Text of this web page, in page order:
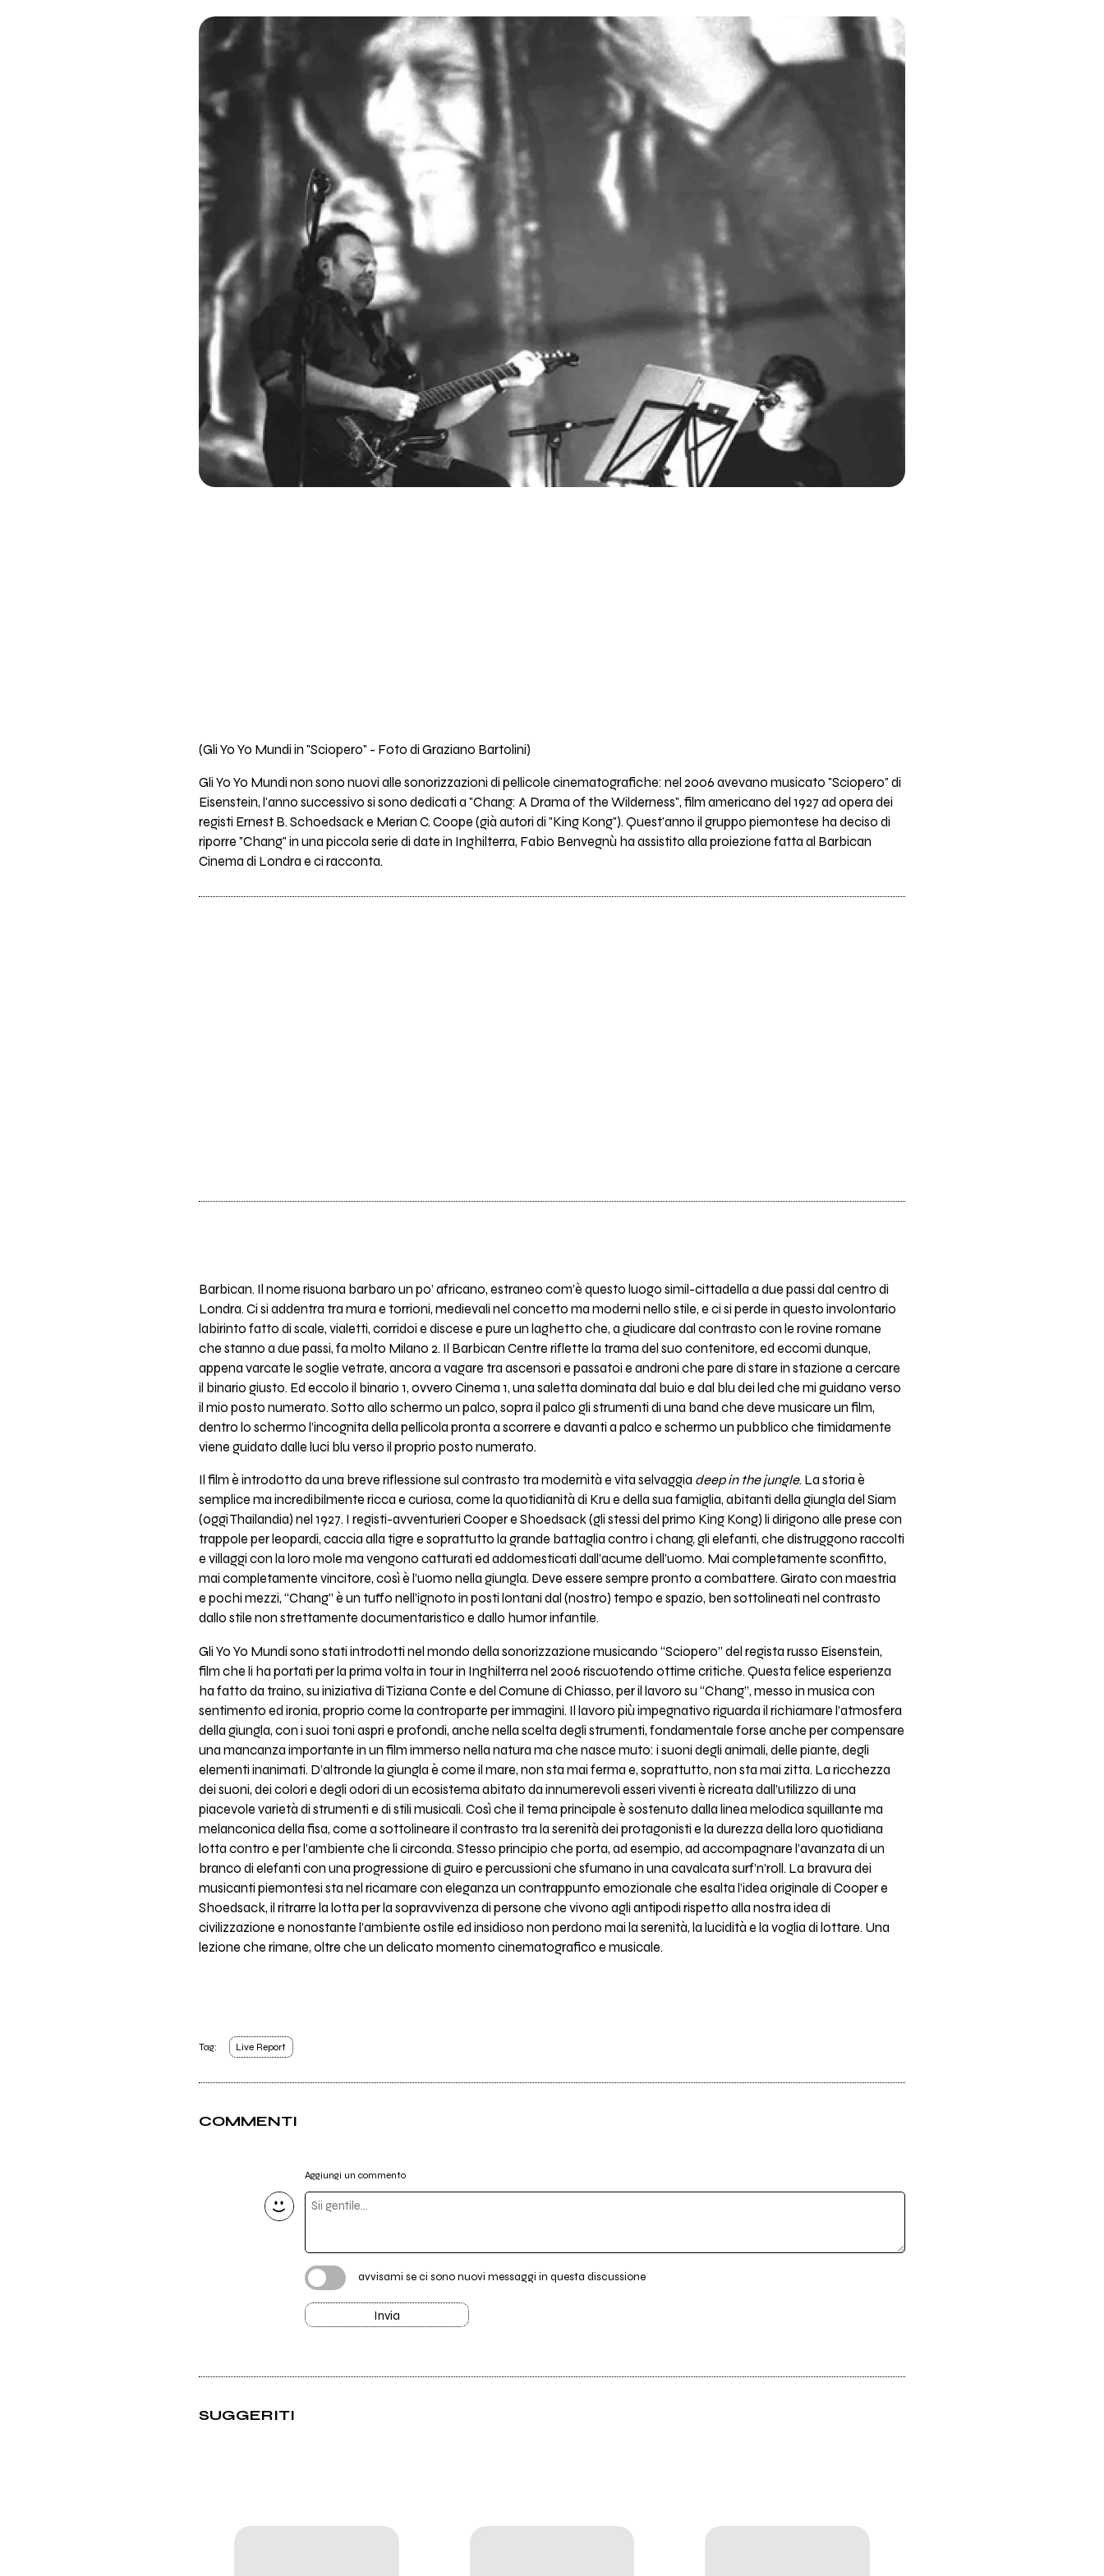
(Gli Yo Yo Mundi in "Sciopero" - Foto di Graziano Bartolini)
Gli Yo Yo Mundi non sono nuovi alle sonorizzazioni di pellicole cinematografiche: nel 2006 avevano musicato "Sciopero" di
Eisenstein, l'anno successivo si sono dedicati a "Chang: A Drama of the Wilderness", film americano del 1927 ad opera dei
registi Ernest B. Schoedsack e Merian C. Coope (già autori di "King Kong"). Quest'anno il gruppo piemontese ha deciso di
riporre "Chang" in una piccola serie di date in Inghilterra, Fabio Benvegnù ha assistito alla proiezione fatta al Barbican
Cinema di Londra e ci racconta.
Barbican. Il nome risuona barbaro un po’ africano, estraneo com’è questo luogo simil-cittadella a due passi dal centro di
Londra. Ci si addentra tra mura e torrioni, medievali nel concetto ma moderni nello stile, e ci si perde in questo involontario
labirinto fatto di scale, vialetti, corridoi e discese e pure un laghetto che, a giudicare dal contrasto con le rovine romane
che stanno a due passi, fa molto Milano 2. Il Barbican Centre riflette la trama del suo contenitore, ed eccomi dunque,
appena varcate le soglie vetrate, ancora a vagare tra ascensori e passatoi e androni che pare di stare in stazione a cercare
il binario giusto. Ed eccolo il binario 1, ovvero Cinema 1, una saletta dominata dal buio e dal blu dei led che mi guidano verso
il mio posto numerato. Sotto allo schermo un palco, sopra il palco gli strumenti di una band che deve musicare un film,
dentro lo schermo l’incognita della pellicola pronta a scorrere e davanti a palco e schermo un pubblico che timidamente
viene guidato dalle luci blu verso il proprio posto numerato.
Il film è introdotto da una breve riflessione sul contrasto tra modernità e vita selvaggia deep in the jungle. La storia è
semplice ma incredibilmente ricca e curiosa, come la quotidianità di Kru e della sua famiglia, abitanti della giungla del Siam
(oggi Thailandia) nel 1927. I registi-avventurieri Cooper e Shoedsack (gli stessi del primo King Kong) li dirigono alle prese con
trappole per leopardi, caccia alla tigre e soprattutto la grande battaglia contro i chang, gli elefanti, che distruggono raccolti
e villaggi con la loro mole ma vengono catturati ed addomesticati dall’acume dell’uomo. Mai completamente sconfitto,
mai completamente vincitore, così è l’uomo nella giungla. Deve essere sempre pronto a combattere. Girato con maestria
e pochi mezzi, “Chang” è un tuffo nell’ignoto in posti lontani dal (nostro) tempo e spazio, ben sottolineati nel contrasto
dallo stile non strettamente documentaristico e dallo humor infantile.
Gli Yo Yo Mundi sono stati introdotti nel mondo della sonorizzazione musicando “Sciopero” del regista russo Eisenstein,
film che li ha portati per la prima volta in tour in Inghilterra nel 2006 riscuotendo ottime critiche. Questa felice esperienza
ha fatto da traino, su iniziativa di Tiziana Conte e del Comune di Chiasso, per il lavoro su “Chang”, messo in musica con
sentimento ed ironia, proprio come la controparte per immagini. Il lavoro più impegnativo riguarda il richiamare l’atmosfera
della giungla, con i suoi toni aspri e profondi, anche nella scelta degli strumenti, fondamentale forse anche per compensare
una mancanza importante in un film immerso nella natura ma che nasce muto: i suoni degli animali, delle piante, degli
elementi inanimati. D’altronde la giungla è come il mare, non sta mai ferma e, soprattutto, non sta mai zitta. La ricchezza
dei suoni, dei colori e degli odori di un ecosistema abitato da innumerevoli esseri viventi è ricreata dall’utilizzo di una
piacevole varietà di strumenti e di stili musicali. Così che il tema principale è sostenuto dalla linea melodica squillante ma
melanconica della fisa, come a sottolineare il contrasto tra la serenità dei protagonisti e la durezza della loro quotidiana
lotta contro e per l’ambiente che li circonda. Stesso principio che porta, ad esempio, ad accompagnare l’avanzata di un
branco di elefanti con una progressione di guiro e percussioni che sfumano in una cavalcata surf’n’roll. La bravura dei
musicanti piemontesi sta nel ricamare con eleganza un contrappunto emozionale che esalta l’idea originale di Cooper e
Shoedsack, il ritrarre la lotta per la sopravvivenza di persone che vivono agli antipodi rispetto alla nostra idea di
civilizzazione e nonostante l’ambiente ostile ed insidioso non perdono mai la serenità, la lucidità e la voglia di lottare. Una
lezione che rimane, oltre che un delicato momento cinematografico e musicale.
Tag: Live Report
COMMENTI
Aggiungi un commento
avvisami se ci sono nuovi messaggi in questa discussione
Invia
SUGGERITI